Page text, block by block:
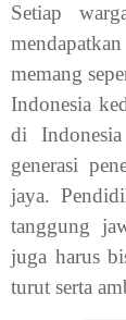
Setiap
memang
Indonesia
di
generasi
jaya.
tanggung
juga harus
turut serta